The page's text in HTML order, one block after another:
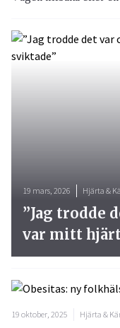
19 mars, 2026 Hjärta &
”Jag trodde
var mitt
19 oktober, 2025 Hjärta &